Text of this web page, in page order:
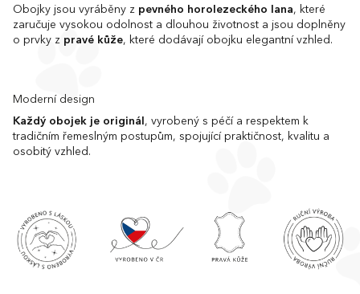
Obojky jsou vyráběny z pevného horolezeckého lana, které
zaručuje vysokou odolnost a dlouhou životnost a jsou doplněny
o prvky z pravé kůže, které dodávají obojku elegantní vzhled.
Moderní design
Každý obojek je originál , vyrobený s péčí a respektem k
tradičním řemeslným postupům, spojující praktičnost, kvalitu a
osobitý vzhled.